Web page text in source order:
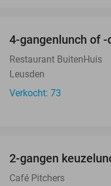
4-gangenlunch of
Restaurant BuitenHuis
Leusden
Verkocht: 73
2-gangen
Café Pitchers